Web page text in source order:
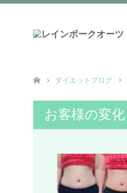
ダイエットブログ
お客様の変化